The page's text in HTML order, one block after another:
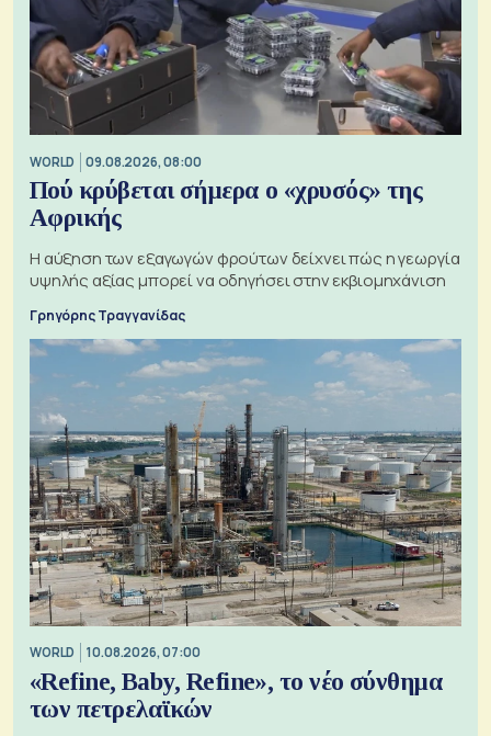
WORLD 09.08.2026, 08:00
Πού κρύβεται σήμερα ο «χρυσός» της
Αφρικής
Η αύξηση των εξαγωγών φρούτων δείχνει πώς η γεωργία
υψηλής αξίας μπορεί να οδηγήσει στην εκβιομηχάνιση
Γρηγόρης Τραγγανίδας
WORLD 10.08.2026, 07:00
«Refine, Baby, Refine», το νέο σύνθημα
των πετρελαϊκών